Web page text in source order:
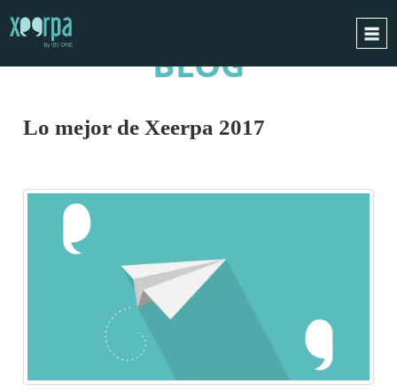
INTEGRACIONES
BLOG
Lo mejor de Xeerpa 2017